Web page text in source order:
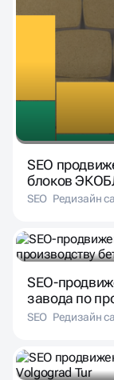
SEO
блоков
SEO Редизайн
SEO-
завода по
“БериБетон”
SEO Редизайн